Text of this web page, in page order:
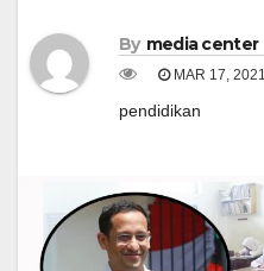
By media center
MAR 17, 2021
pendidikan